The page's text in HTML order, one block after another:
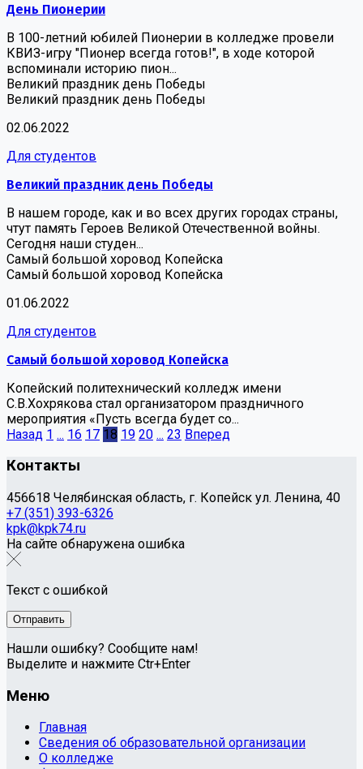
День Пионерии
В 100-летний юбилей Пионерии в колледже провели
КВИЗ-игру "Пионер всегда готов!", в ходе которой
вспоминали историю пион...
Великий праздник день Победы
Великий праздник день Победы
02.06.2022
Для студентов
Великий праздник день Победы
В нашем городе, как и во всех других городах страны,
чтут память Героев Великой Отечественной войны.
Сегодня наши студен...
Самый большой хоровод Копейска
Самый большой хоровод Копейска
01.06.2022
Для студентов
Самый большой хоровод Копейска
Копейский политехнический колледж имени
С.В.Хохрякова стал организатором праздничного
мероприятия «Пусть всегда будет со...
Назад 1 ... 16 17 18 19 20 ... 23 Вперед
Контакты
456618 Челябинская область, г. Копейск ул. Ленина, 40
+7 (351) 393-6326
kpk@kpk74.ru
На сайте обнаружена ошибка
Текст с ошибкой
Нашли ошибку? Сообщите нам!
Выделите и нажмите Ctr+Enter
Меню
Главная
Сведения об образовательной организации
О колледже